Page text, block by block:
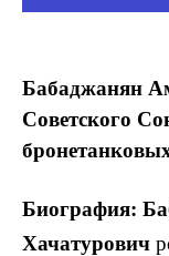
Бабаджанян
Советского
Биография:
Хачатурович